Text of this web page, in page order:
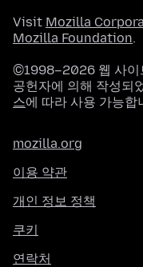
Visit Mozilla
Mozilla Foundation.
©1998–2026 웹 사이
공헌자에 의해 작성되
스에 따라 사용 가능합
mozilla.org
이용 약관
개인 정보 정책
쿠키
연락처